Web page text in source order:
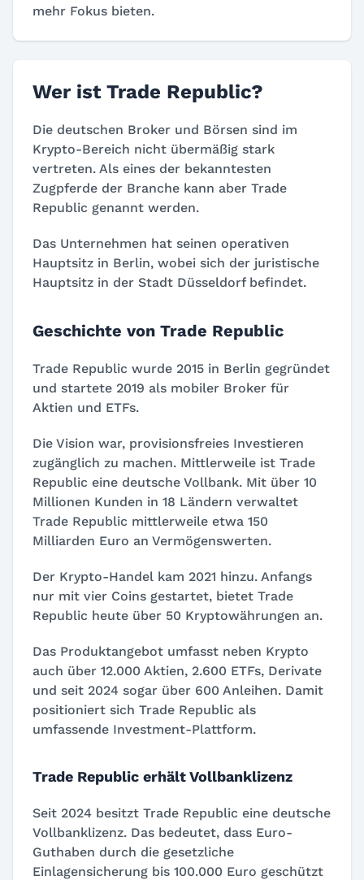
mehr Fokus bieten.
Wer ist Trade Republic?
Die deutschen Broker und Börsen sind im
Krypto-Bereich nicht übermäßig stark
vertreten. Als eines der bekanntesten
Zugpferde der Branche kann aber Trade
Republic genannt werden.
Das Unternehmen hat seinen operativen
Hauptsitz in Berlin, wobei sich der juristische
Hauptsitz in der Stadt Düsseldorf befindet.
Geschichte von Trade Republic
Trade Republic wurde 2015 in Berlin gegründet
und startete 2019 als mobiler Broker für
Aktien und ETFs.
Die Vision war, provisionsfreies Investieren
zugänglich zu machen. Mittlerweile ist Trade
Republic eine deutsche Vollbank. Mit über 10
Millionen Kunden in 18 Ländern verwaltet
Trade Republic mittlerweile etwa 150
Milliarden Euro an Vermögenswerten.
Der Krypto-Handel kam 2021 hinzu. Anfangs
nur mit vier Coins gestartet, bietet Trade
Republic heute über 50 Kryptowährungen an.
Das Produktangebot umfasst neben Krypto
auch über 12.000 Aktien, 2.600 ETFs, Derivate
und seit 2024 sogar über 600 Anleihen. Damit
positioniert sich Trade Republic als
umfassende Investment-Plattform.
Trade Republic erhält Vollbanklizenz
Seit 2024 besitzt Trade Republic eine deutsche
Vollbanklizenz. Das bedeutet, dass Euro-
Guthaben durch die gesetzliche
Einlagensicherung bis 100.000 Euro geschützt